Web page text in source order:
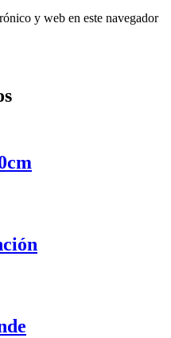
y web en este navegador